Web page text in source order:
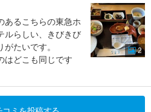
あるこちらの東急ホ
ルらしい、きびきび
たいです。
はどこも同じです
2